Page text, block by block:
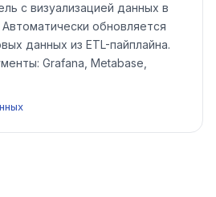
с визуализацией данных в
обновляется
данных из ETL-пайплайна.
Grafana, Metabase,